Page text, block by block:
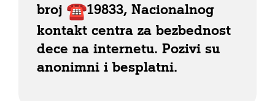
broj
19833, Nacionalnog
kontakt centra za bezbednost
dece na internetu. Pozivi su
anonimni i besplatni.